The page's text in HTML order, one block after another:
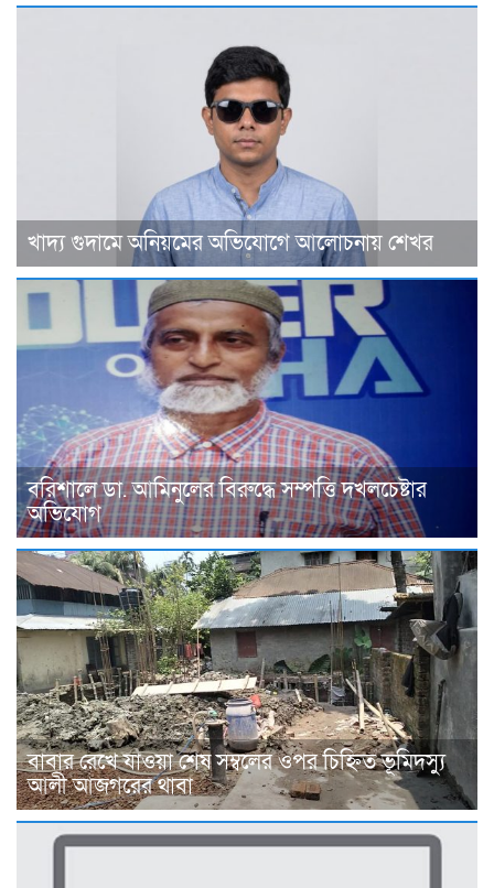
খাদ্য গুদামে অনিয়মের অভিযোগে আলোচনায় শেখর
বরিশালে ডা. আমিনুলের বিরুদ্ধে সম্পত্তি দখলচেষ্টার
অভিযোগ
বাবার রেখে যাওয়া শেষ সম্বলের ওপর চিহ্নিত ভূমিদস্যু
আলী আজগরের থাবা